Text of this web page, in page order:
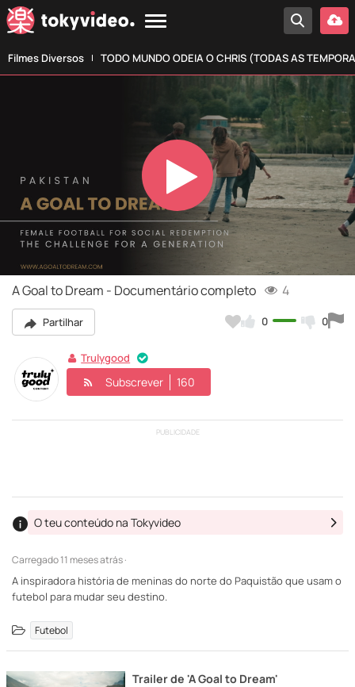
Filmes Diversos TODO MUNDO ODEIA O CHRIS (TODAS AS
Play
Video
A Goal to Dream - Documentário completo 4
Partilhar 0 0
Trulygood
Subscrever 160
PUBLICIDADE
Carregado11 meses atrás ·
O teu conteúdo na Tokyvideo
A inspiradora história de meninas do norte do Paquistão que usam o
futebol para mudar seu destino.
Futebol
Trailer de 'A Goal to Dream'